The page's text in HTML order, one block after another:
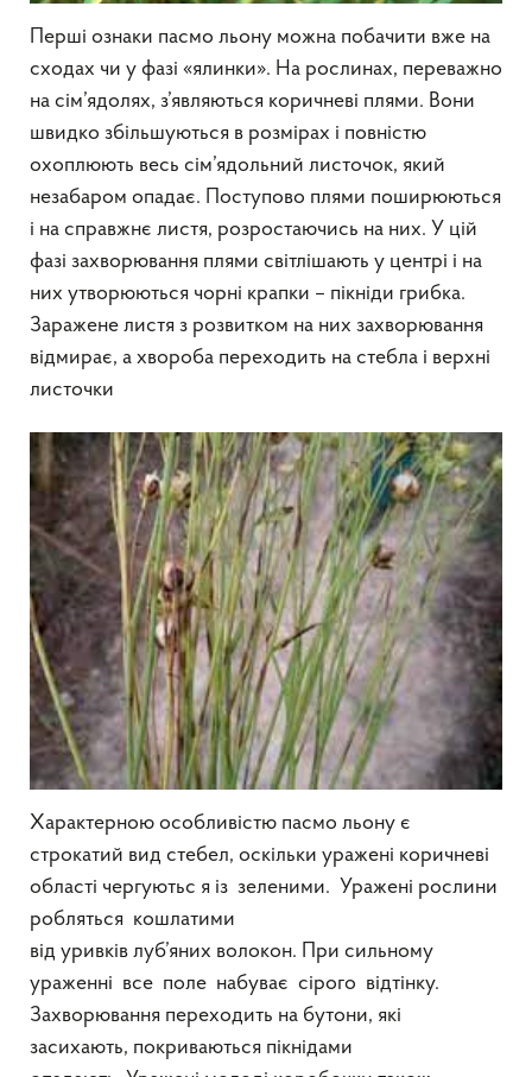
Перші ознаки пасмо льону можна побачити вже на
сходах чи у фазі «ялинки». На рослинах, переважно
на сім’ядолях, з’являються коричневі плями. Вони
швидко збільшуються в розмірах і повністю
охоплюють весь сім’ядольний листочок, який
незабаром опадає. Поступово плями поширюються
і на справжнє листя, розростаючись на них. У цій
фазі захворювання плями світлішають у центрі і на
них утворюються чорні крапки – пікніди грибка.
Заражене листя з розвитком на них захворювання
відмирає, а хвороба переходить на стебла і верхні
листочки
Характерною особливістю пасмо льону є
строкатий вид стебел, оскільки уражені коричневі
області чергуютьс я із зеленими. Уражені рослини
робляться кошлатими
від уривків луб’яних волокон. При сильному
ураженні все поле набуває сірого відтінку.
Захворювання переходить на бутони, які
засихають, покриваються пікнідами